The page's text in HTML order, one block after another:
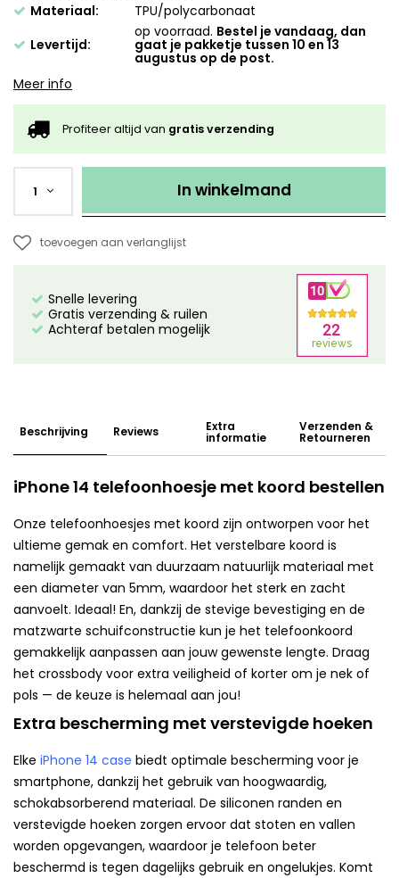
Materiaal:
TPU/polycarbonaat
Levertijd:
op voorraad. Bestel je vandaag, dan
gaat je pakketje tussen 10 en 13
augustus op de post.
Meer info
Profiteer altijd van gratis verzending
1 In winkelmand
toevoegen aan verlanglijst
Snelle levering
Gratis verzending & ruilen
Achteraf betalen mogelijk
Beschrijving Reviews Extra
informatie
Verzenden &
Retourneren
iPhone 14 telefoonhoesje met koord bestellen
Onze telefoonhoesjes met koord zijn ontworpen voor het
ultieme gemak en comfort. Het verstelbare koord is
namelijk gemaakt van duurzaam natuurlijk materiaal met
een diameter van 5mm, waardoor het sterk en zacht
aanvoelt. Ideaal! En, dankzij de stevige bevestiging en de
matzwarte schuifconstructie kun je het telefoonkoord
gemakkelijk aanpassen aan jouw gewenste lengte. Draag
het crossbody voor extra veiligheid of korter om je nek of
pols — de keuze is helemaal aan jou!
Extra bescherming met verstevigde hoeken
Elke iPhone 14 case biedt optimale bescherming voor je
smartphone, dankzij het gebruik van hoogwaardig,
schokabsorberend materiaal. De siliconen randen en
verstevigde hoeken zorgen ervoor dat stoten en vallen
worden opgevangen, waardoor je telefoon beter
beschermd is tegen dagelijks gebruik en ongelukjes. Komt